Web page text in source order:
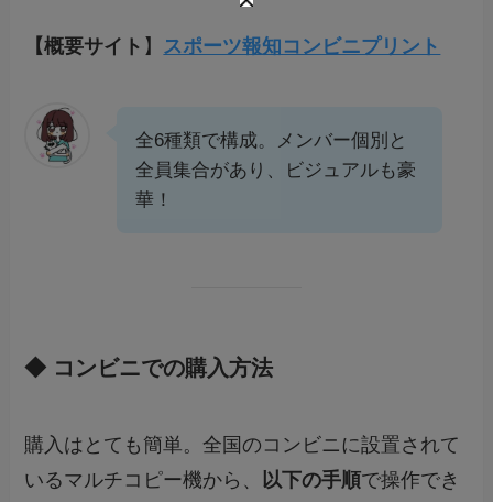
【概要サイト 】 スポーツ報知コンビニプリント
全6種類で構成。メンバー個別と
全員集合があり、ビジュアルも豪
華！
◆ コンビニでの購入方法
購入はとても簡単。全国のコンビニに設置されて
いるマルチコピー機から、
以下の手順で操作でき